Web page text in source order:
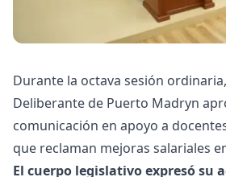
Durante la octava sesión
Deliberante de Puerto Madryn
comunicación en apoyo a
que reclaman mejoras salariales
El cuerpo legislativo expresó su